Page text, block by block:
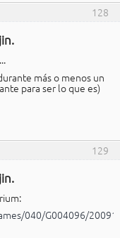
128
más o menos un
para ser lo que es)
129
040/G004096/